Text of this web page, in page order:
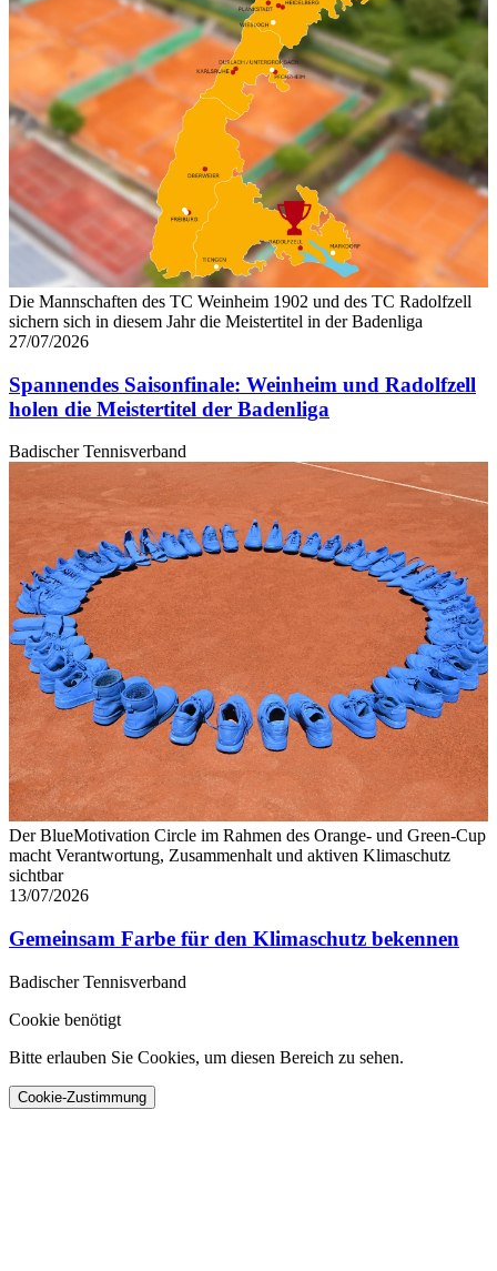
Die Mannschaften des TC Weinheim 1902 und des TC Radolfzell
sichern sich in diesem Jahr die Meistertitel in der Badenliga
27/07/2026
Spannendes Saisonfinale: Weinheim und Radolfzell
holen die Meistertitel der Badenliga
Badischer Tennisverband
Der BlueMotivation Circle im Rahmen des Orange- und Green-Cup
macht Verantwortung, Zusammenhalt und aktiven Klimaschutz
sichtbar
13/07/2026
Gemeinsam Farbe für den Klimaschutz bekennen
Badischer Tennisverband
Cookie benötigt
Bitte erlauben Sie Cookies, um diesen Bereich zu sehen.
Cookie-Zustimmung